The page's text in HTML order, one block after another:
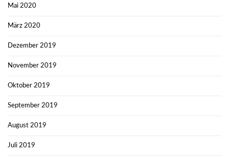
Mai 2020
März 2020
Dezember 2019
November 2019
Oktober 2019
September 2019
August 2019
Juli 2019